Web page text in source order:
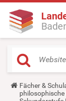
Y
o
Fächer &
philosophische